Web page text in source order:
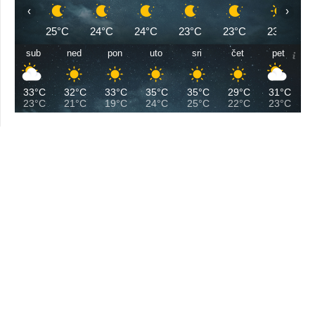
25°C 24°C 24°C 23°C 23°C 23°C
‹ ›
sub
33°C
23°C
ned
32°C
21°C
pon
33°C
19°C
uto
35°C
24°C
sri
35°C
25°C
čet
29°C
22°C
pet
31°C
23°C